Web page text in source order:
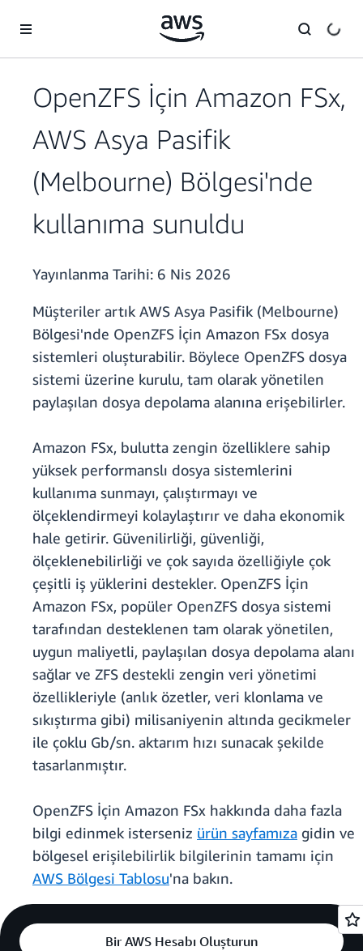
OpenZFS İçin Amazon FSx,
AWS Asya Pasifik
(Melbourne) Bölgesi'nde
kullanıma sunuldu
Yayınlanma Tarihi: 6 Nis 2026
Müşteriler artık AWS Asya Pasifik (Melbourne)
Bölgesi'nde OpenZFS İçin Amazon FSx dosya
sistemleri oluşturabilir. Böylece OpenZFS dosya
sistemi üzerine kurulu, tam olarak yönetilen
paylaşılan dosya depolama alanına erişebilirler.
Amazon FSx, bulutta zengin özelliklere sahip
yüksek performanslı dosya sistemlerini
kullanıma sunmayı, çalıştırmayı ve
ölçeklendirmeyi kolaylaştırır ve daha ekonomik
hale getirir. Güvenilirliği, güvenliği,
ölçeklenebilirliği ve çok sayıda özelliğiyle çok
çeşitli iş yüklerini destekler. OpenZFS İçin
Amazon FSx, popüler OpenZFS dosya sistemi
tarafından desteklenen tam olarak yönetilen,
uygun maliyetli, paylaşılan dosya depolama alanı
sağlar ve ZFS destekli zengin veri yönetimi
özellikleriyle (anlık özetler, veri klonlama ve
sıkıştırma gibi) milisaniyenin altında gecikmeler
ile çoklu Gb/sn. aktarım hızı sunacak şekilde
tasarlanmıştır.
OpenZFS İçin Amazon FSx hakkında daha fazla
bilgi edinmek isterseniz ürün sayfamıza gidin ve
bölgesel erişilebilirlik bilgilerinin tamamı için
AWS Bölgesi Tablosu'na bakın.
Bir AWS Hesabı Oluşturun